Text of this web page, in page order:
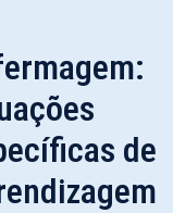
de